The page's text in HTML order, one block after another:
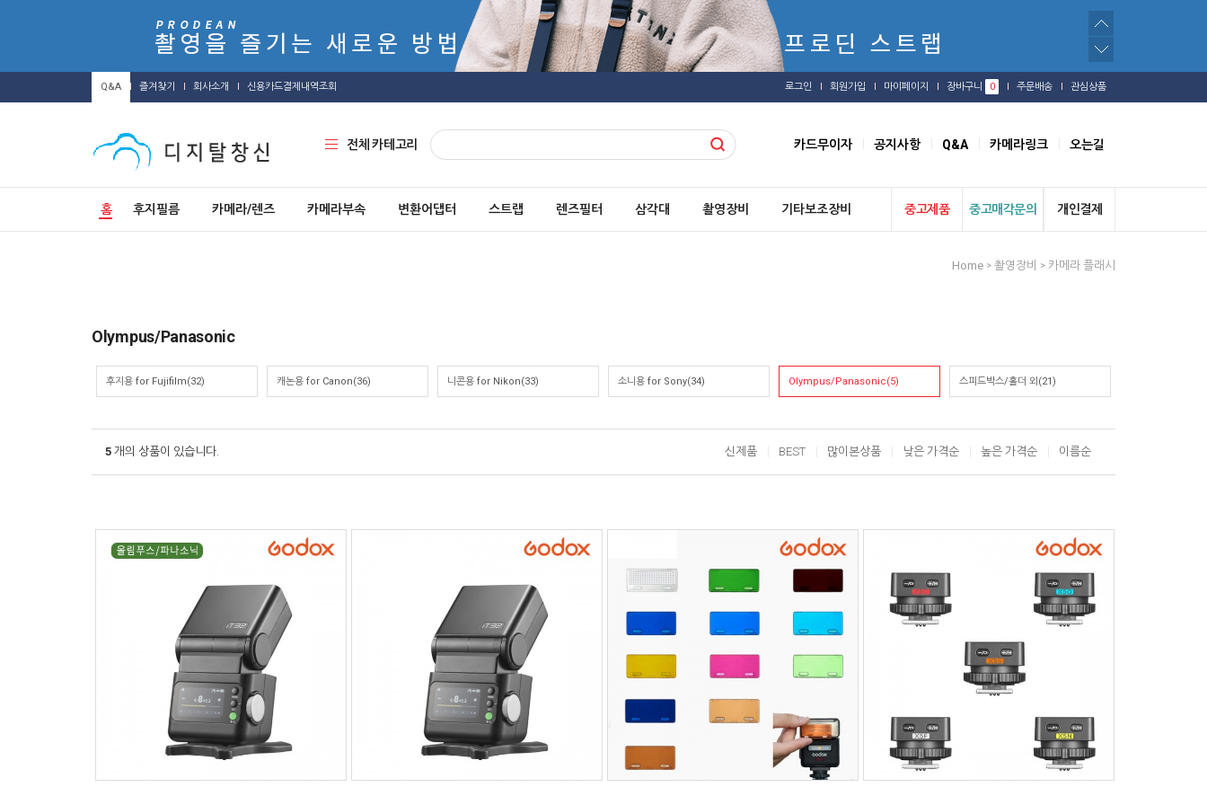
Q&A 즐겨찾기 회사소개 신용카드결제내역조회 로그인 회원가입 마이페이지 장바구니 0 주문배송 관심상품
전체 카테고리 카드무이자 공지사항 Q&A 카메라링크 오는길
홈 후지필름 카메라/렌즈 카메라부속 변환어댑터 스트랩 렌즈필터 삼각대 촬영장비 기타보조장비 중고제품 중고매각문의 개인결제
Home > 촬영장비 > 카메라 플래시
Olympus/Panasonic
후지용 for Fujifilm(32) 캐논용 for Canon(36) 니콘용 for Nikon(33) 소니용 for Sony(34) Olympus/Panasonic(5) 스피드박스/홀더 외(21)
5 개의 상품이 있습니다. 신제품 BEST 많이본상품 낮은 가격순 높은 가격순 이름순